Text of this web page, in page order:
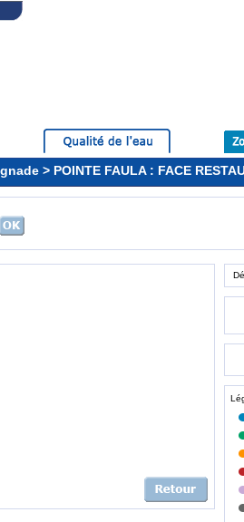
> POINTE FAULA : FACE